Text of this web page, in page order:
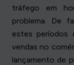
tráfego em
problema. De
estes períodos
vendas no
lançamento de